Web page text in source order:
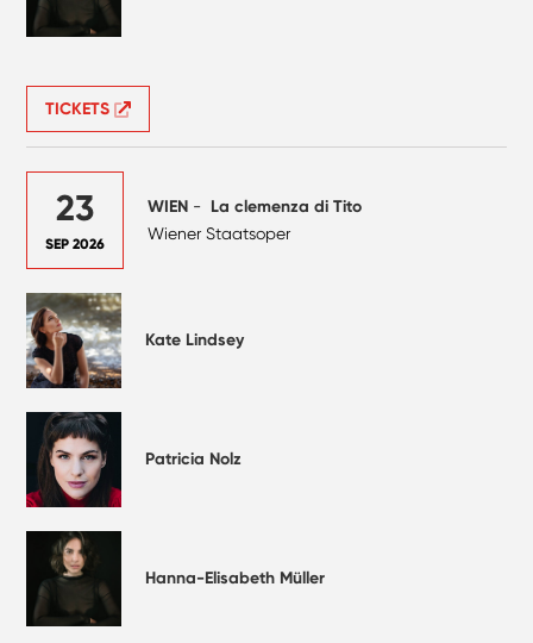
TICKETS
23
SEP 2026
WIEN - La clemenza di Tito
Wiener Staatsoper
Kate Lindsey
Patricia Nolz
Hanna-Elisabeth Müller